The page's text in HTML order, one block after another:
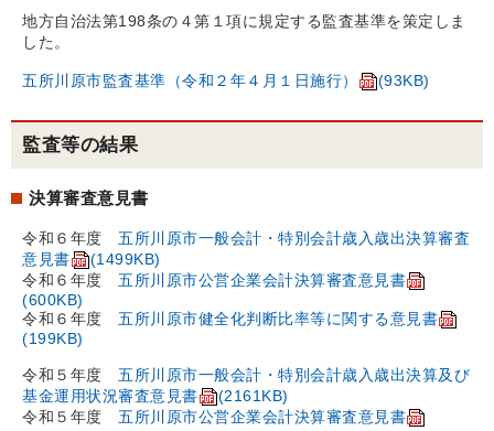
地方自治法第198条の４第１項に規定する監査基準を策定しま
した。
五所川原市監査基準（令和２年４月１日施行） (93KB)
監査等の結果
決算審査意見書
令和６年度 五所川原市一般会計・特別会計歳入歳出決算審査
意見書
(1499KB)
令和６年度 五所川原市公営企業会計決算審査意見書
(600KB)
令和６年度 五所川原市健全化判断比率等に関する意見書
(199KB)
令和５年度 五所川原市一般会計・特別会計歳入歳出決算及び
基金運用状況審査意見書
(2161KB)
令和５年度 五所川原市公営企業会計決算審査意見書